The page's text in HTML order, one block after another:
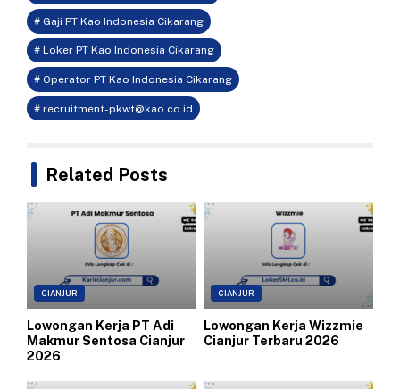
# Gaji PT Kao Indonesia Cikarang
# Loker PT Kao Indonesia Cikarang
# Operator PT Kao Indonesia Cikarang
# recruitment-pkwt@kao.co.id
Related Posts
CIANJUR
Lowongan Kerja PT Adi
Makmur Sentosa Cianjur
2026
CIANJUR
Lowongan Kerja Wizzmie
Cianjur Terbaru 2026